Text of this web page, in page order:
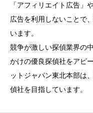
「アフィリエイト広告」
広告を利用しないことで
います。
競争が激しい探偵業界の
かけの優良探偵社をアピ
ットジャパン東北本部は
偵社を目指しています。